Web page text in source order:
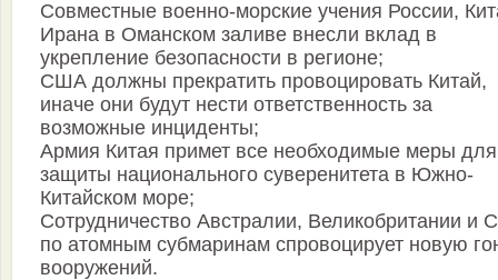
Совместные военно-морские учения России,
Ирана в Оманском заливе внесли вклад в
укрепление безопасности в регионе;
США должны прекратить провоцировать Китай,
иначе они будут нести ответственность за
возможные инциденты;
Армия Китая примет все необходимые меры для
защиты национального суверенитета в Южно-
Китайском море;
Сотрудничество Австралии, Великобритании и
по атомным субмаринам спровоцирует новую
вооружений.